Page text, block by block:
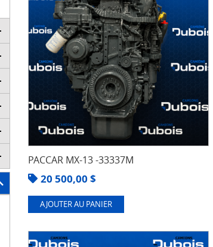
PACCAR MX-13 -33337M
20 500,00 $
AJOUTER AU PANIER